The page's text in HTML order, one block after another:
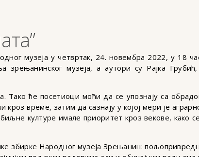
музеја у четвртак, 24. новембра 2022, у 18
музеја, а аутори су Рајка Грубић,
Тако ће посетиоци моћи да се упознају са
време, затим да сазнају у којој мери је
културе имале приоритет кроз векове, како
збирке Народног музеја Зрењанин: